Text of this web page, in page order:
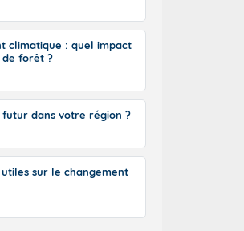
climatique : quel impact
de forêt ?
dans votre région ?
utiles sur le changement